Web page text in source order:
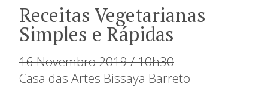
Receitas Vegetarianas
Simples e Rápidas
16 Novembro 2019 / 10h30
Casa das Artes Bissaya Barreto